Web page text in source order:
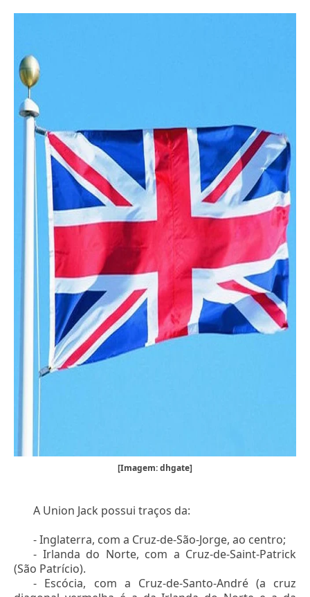
[Imagem: dhgate]
A Union Jack possui traços da:
- Inglaterra, com a Cruz-de-São-Jorge, ao centro;
- Irlanda do Norte, com a Cruz-de-Saint-Patrick
(São Patrício).
- Escócia, com a Cruz-de-Santo-André (a cruz